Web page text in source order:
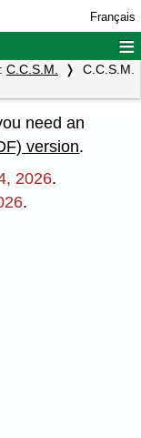
Français
≡
C.C.S.M.
C.C.S.M.
need an
version.
2026.
.